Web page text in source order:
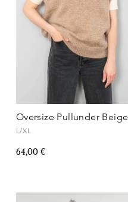
Oversize Pullunder Beige
L/XL
64,00 €